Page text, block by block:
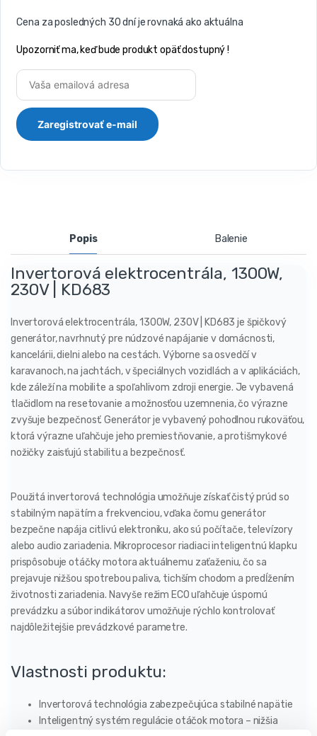
Cena za posledných 30 dní je rovnaká ako aktuálna
Upozorniť ma, keď bude produkt opäť dostupný !
Popis Balenie
Invertorová elektrocentrála, 1300W,
230V | KD683
Invertorová elektrocentrála, 1300W, 230V | KD683 je špičkový
generátor, navrhnutý pre núdzové napájanie v domácnosti,
kancelárii, dielni alebo na cestách. Výborne sa osvedčí v
karavanoch, na jachtách, v špeciálnych vozidlách a v aplikáciách,
kde záleží na mobilite a spoľahlivom zdroji energie. Je vybavená
tlačidlom na resetovanie a možnosťou uzemnenia, čo výrazne
zvyšuje bezpečnosť. Generátor je vybavený pohodlnou rukoväťou,
ktorá výrazne uľahčuje jeho premiestňovanie, a protišmykové
nožičky zaisťujú stabilitu a bezpečnosť.
Použitá invertorová technológia umožňuje získať čistý prúd so
stabilným napätím a frekvenciou, vďaka čomu generátor
bezpečne napája citlivú elektroniku, ako sú počítače, televízory
alebo audio zariadenia. Mikroprocesor riadiaci inteligentnú klapku
prispôsobuje otáčky motora aktuálnemu zaťaženiu, čo sa
prejavuje nižšou spotrebou paliva, tichším chodom a predĺžením
životnosti zariadenia. Navyše režim ECO uľahčuje úspornú
prevádzku a súbor indikátorov umožňuje rýchlo kontrolovať
najdôležitejšie prevádzkové parametre.
Vlastnosti produktu:
Invertorová technológia zabezpečujúca stabilné napätie
Inteligentný systém regulácie otáčok motora – nižšia